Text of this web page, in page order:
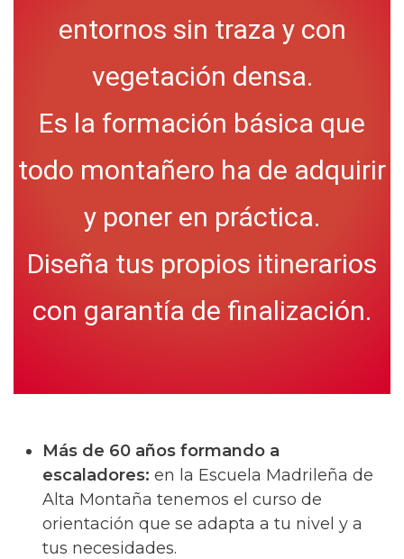
entornos sin traza y con
vegetación densa.
Es la formación básica que
todo montañero ha de adquirir
y poner en práctica.
Diseña tus propios itinerarios
con garantía de finalización.
Más de 60 años formando a
escaladores: en la Escuela Madrileña de
Alta Montaña tenemos el curso de
orientación que se adapta a tu nivel y a
tus necesidades.